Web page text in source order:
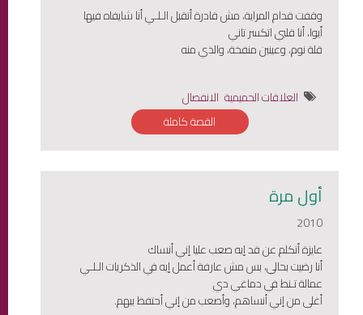
وقفت قدام المراية، مش قادرة أتقبل الـلـي أنا شايفاه فيها
أيوا، أنا قلبي اتكسر تاني
قلة نوم، وعينين منفخة، والذي منه
العلاقات الحميمية الانفصال
القصة كاملة
أول مرة
2010
عايزة أتكلم عن قد إيه صعب عليا إني أنساك
أنا رضيت بحالي، بس مش عارفة أعمل إيه في الذكريات الـلـي
عمالة تـنط في دماغي دي
أغلى من إني أنساهم، وأصعب من إني أحتفظ بيهم.